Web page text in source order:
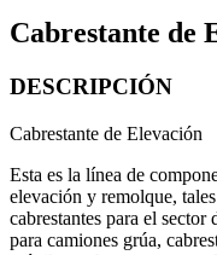
Cabrestante de
DESCRIPCIÓN
Cabrestante de Elevación
Esta es la línea de
elevación y remolque,
cabrestantes para el sector
para camiones grúa,